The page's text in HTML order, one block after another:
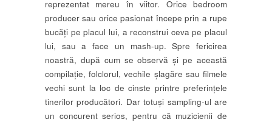
reprezentat mereu în viitor. Orice bedroom
producer sau orice pasionat începe prin a rupe
bucăți pe placul lui, a reconstrui ceva pe placul
lui, sau a face un mash-up. Spre fericirea
noastră, după cum se observă și pe această
compilație, folclorul, vechile șlagăre sau filmele
vechi sunt la loc de cinste printre preferinţele
tinerilor producători. Dar totuși sampling-ul are
un concurent serios, pentru că muzicienii de